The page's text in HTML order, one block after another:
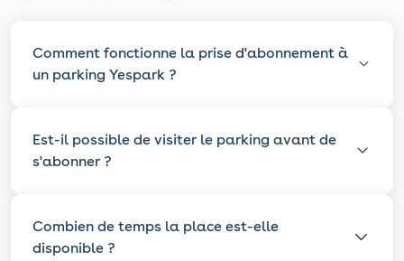
Comment fonctionne la prise d'abonnement à
un parking Yespark ?
Est-il possible de visiter le parking avant de
s'abonner ?
Combien de temps la place est-elle
disponible ?